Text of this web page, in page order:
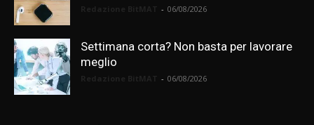
- 06/08/2026
Settimana corta? Non basta per lavorare
meglio
- 06/08/2026